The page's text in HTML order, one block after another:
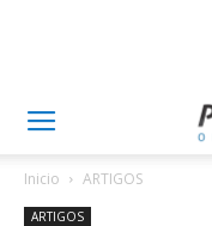
Inicio ARTIGOS
ARTIGOS